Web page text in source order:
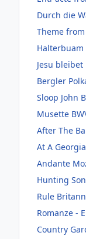
Durch die
Theme
Halterbuam
Jesu
Bergler
Sloop John
Musette
After The
At A
Andante
Hunting
Rule
Romanze -
Country